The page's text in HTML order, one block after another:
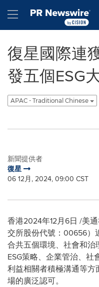
Hamburger menu
復星國際連
發五個ESG
APAC - Traditional Chinese
新聞提供者
復星
06 12月, 2024, 09:00 CST
香港2024年12月6日 /美
交所股份代號：00656）
合共五個環境、社會和治
ESG策略、企業管治、
利益相關者積極溝通等
場的廣泛認可。